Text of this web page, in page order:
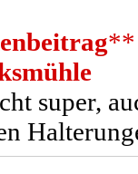
**
super,